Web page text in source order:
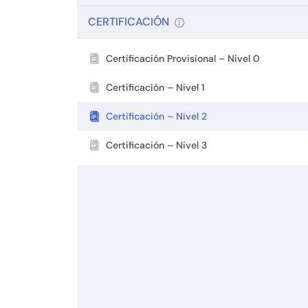
CERTIFICACIÓN
Certificación Provisional – Nivel 0
Certificación – Nivel 1
Certificación – Nivel 2
Certificación – Nivel 3